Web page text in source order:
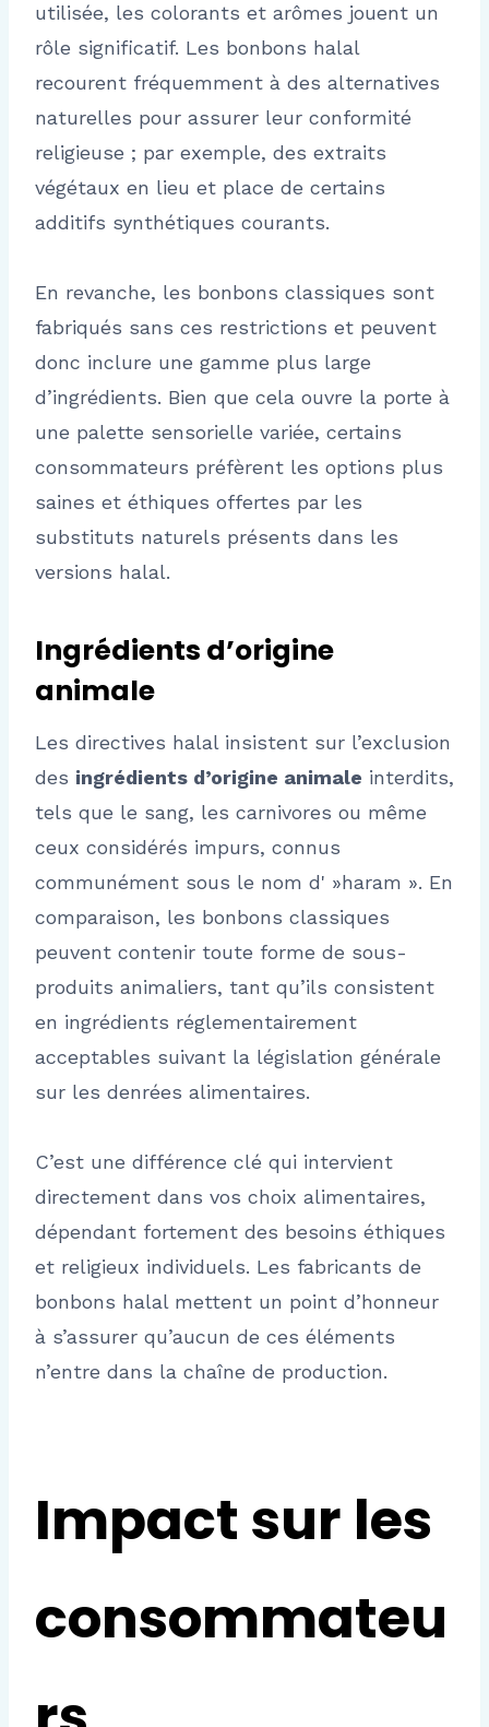
utilisée, les colorants et arômes jouent un
rôle significatif. Les bonbons halal
recourent fréquemment à des alternatives
naturelles pour assurer leur conformité
religieuse ; par exemple, des extraits
végétaux en lieu et place de certains
additifs synthétiques courants.
En revanche, les bonbons classiques sont
fabriqués sans ces restrictions et peuvent
donc inclure une gamme plus large
d’ingrédients. Bien que cela ouvre la porte à
une palette sensorielle variée, certains
consommateurs préfèrent les options plus
saines et éthiques offertes par les
substituts naturels présents dans les
versions halal.
Ingrédients d’origine
animale
Les directives halal insistent sur l’exclusion
des ingrédients d’origine animale interdits,
tels que le sang, les carnivores ou même
ceux considérés impurs, connus
communément sous le nom d' »haram ». En
comparaison, les bonbons classiques
peuvent contenir toute forme de sous-
produits animaliers, tant qu’ils consistent
en ingrédients réglementairement
acceptables suivant la législation générale
sur les denrées alimentaires.
C’est une différence clé qui intervient
directement dans vos choix alimentaires,
dépendant fortement des besoins éthiques
et religieux individuels. Les fabricants de
bonbons halal mettent un point d’honneur
à s’assurer qu’aucun de ces éléments
n’entre dans la chaîne de production.
Impact sur les
consommateu